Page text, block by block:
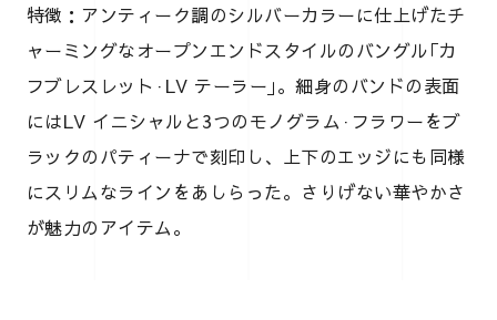
特徴：アンティーク調のシルバーカラーに仕上げたチ
ャーミングなオープンエンドスタイルのバングル｢カ
フブレスレット·LV テーラー｣。細身のバンドの表面
にはLV イニシャルと3つのモノグラム·フラワーをブ
ラックのパティーナで刻印し、上下のエッジにも同様
にスリムなラインをあしらった。さりげない華やかさ
が魅力のアイテム。